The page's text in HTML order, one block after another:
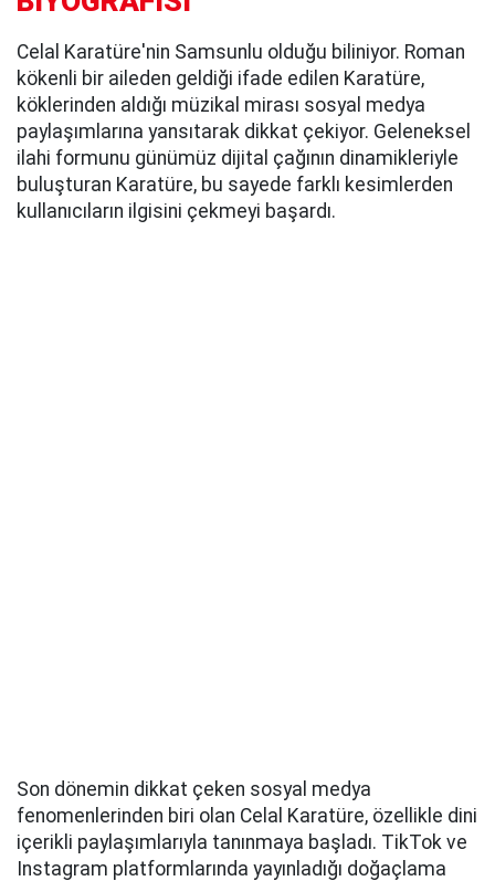
Celal Karatüre'nin Samsunlu olduğu biliniyor. Roman
kökenli bir aileden geldiği ifade edilen Karatüre,
köklerinden aldığı müzikal mirası sosyal medya
paylaşımlarına yansıtarak dikkat çekiyor. Geleneksel
ilahi formunu günümüz dijital çağının dinamikleriyle
buluşturan Karatüre, bu sayede farklı kesimlerden
kullanıcıların ilgisini çekmeyi başardı.
Son dönemin dikkat çeken sosyal medya
fenomenlerinden biri olan Celal Karatüre, özellikle dini
içerikli paylaşımlarıyla tanınmaya başladı. TikTok ve
Instagram platformlarında yayınladığı doğaçlama